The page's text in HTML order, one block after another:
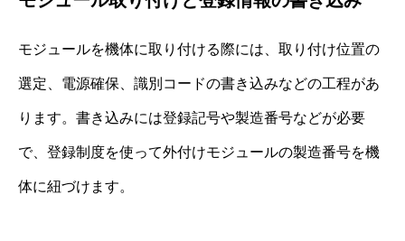
モジュールを機体に取り付ける際には、取り付け位置の
選定、電源確保、識別コードの書き込みなどの工程があ
ります。書き込みには登録記号や製造番号などが必要
で、登録制度を使って外付けモジュールの製造番号を機
体に紐づけます。